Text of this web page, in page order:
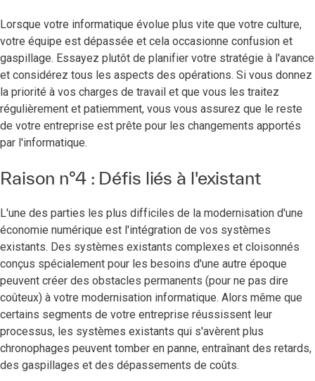
Lorsque votre informatique évolue plus vite que votre culture,
votre équipe est dépassée et cela occasionne confusion et
gaspillage. Essayez plutôt de planifier votre stratégie à l'avance
et considérez tous les aspects des opérations. Si vous donnez
la priorité à vos charges de travail et que vous les traitez
régulièrement et patiemment, vous vous assurez que le reste
de votre entreprise est prête pour les changements apportés
par l'informatique.
Raison n°4 : Défis liés à l'existant
L'une des parties les plus difficiles de la modernisation d'une
économie numérique est l'intégration de vos systèmes
existants. Des systèmes existants complexes et cloisonnés
conçus spécialement pour les besoins d'une autre époque
peuvent créer des obstacles permanents (pour ne pas dire
coûteux) à votre modernisation informatique. Alors même que
certains segments de votre entreprise réussissent leur
processus, les systèmes existants qui s'avèrent plus
chronophages peuvent tomber en panne, entraînant des retards,
des gaspillages et des dépassements de coûts.